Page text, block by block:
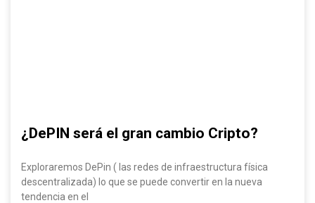
¿DePIN será el gran cambio Cripto?
Exploraremos DePin ( las redes de infraestructura física
descentralizada) lo que se puede convertir en la nueva
tendencia en el